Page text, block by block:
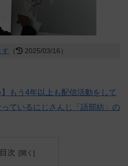
す （ 2025/03/16）
】もう4年以上も配信活動をして
ているにじさんじ「語部紡」の
目次